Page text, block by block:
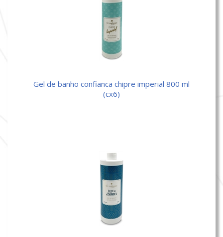
gel de banho confianca chipre imperial 800 ml
(cx6)